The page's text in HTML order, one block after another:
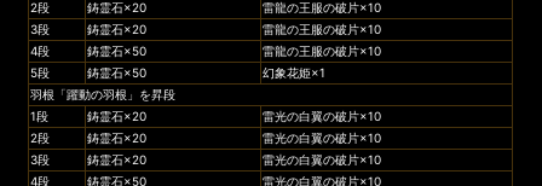
2段
鋳霊石×20
雷龍の王服の破片×10
3段
鋳霊石×20
雷龍の王服の破片×10
4段
鋳霊石×50
雷龍の王服の破片×10
5段
鋳霊石×50
幻象花姫×1
羽根「躍動の羽根」を昇段
1段
鋳霊石×20
雷光の白翼の破片×10
2段
鋳霊石×20
雷光の白翼の破片×10
3段
鋳霊石×20
雷光の白翼の破片×10
4段
鋳霊石×50
雷光の白翼の破片×10